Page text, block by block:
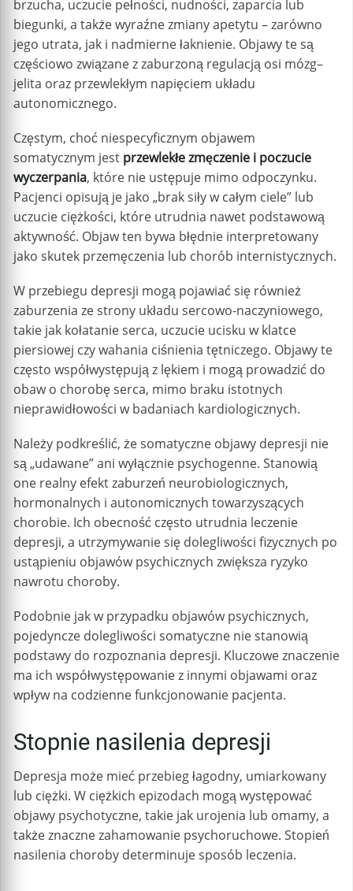
brzucha, uczucie pełności, nudności, zaparcia lub
biegunki, a także wyraźne zmiany apetytu – zarówno
jego utrata, jak i nadmierne łaknienie. Objawy te są
częściowo związane z zaburzoną regulacją osi mózg–
jelita oraz przewlekłym napięciem układu
autonomicznego.
Częstym, choć niespecyficznym objawem
somatycznym jest przewlekłe zmęczenie i poczucie
wyczerpania, które nie ustępuje mimo odpoczynku.
Pacjenci opisują je jako „brak siły w całym ciele” lub
uczucie ciężkości, które utrudnia nawet podstawową
aktywność. Objaw ten bywa błędnie interpretowany
jako skutek przemęczenia lub chorób internistycznych.
W przebiegu depresji mogą pojawiać się również
zaburzenia ze strony układu sercowo-naczyniowego,
takie jak kołatanie serca, uczucie ucisku w klatce
piersiowej czy wahania ciśnienia tętniczego. Objawy te
często współwystępują z lękiem i mogą prowadzić do
obaw o chorobę serca, mimo braku istotnych
nieprawidłowości w badaniach kardiologicznych.
Należy podkreślić, że somatyczne objawy depresji nie
są „udawane” ani wyłącznie psychogenne. Stanowią
one realny efekt zaburzeń neurobiologicznych,
hormonalnych i autonomicznych towarzyszących
chorobie. Ich obecność często utrudnia leczenie
depresji, a utrzymywanie się dolegliwości fizycznych po
ustąpieniu objawów psychicznych zwiększa ryzyko
nawrotu choroby.
Podobnie jak w przypadku objawów psychicznych,
pojedyncze dolegliwości somatyczne nie stanowią
podstawy do rozpoznania depresji. Kluczowe znaczenie
ma ich współwystępowanie z innymi objawami oraz
wpływ na codzienne funkcjonowanie pacjenta.
Stopnie nasilenia depresji
Depresja może mieć przebieg łagodny, umiarkowany
lub ciężki. W ciężkich epizodach mogą występować
objawy psychotyczne, takie jak urojenia lub omamy, a
także znaczne zahamowanie psychoruchowe. Stopień
nasilenia choroby determinuje sposób leczenia.